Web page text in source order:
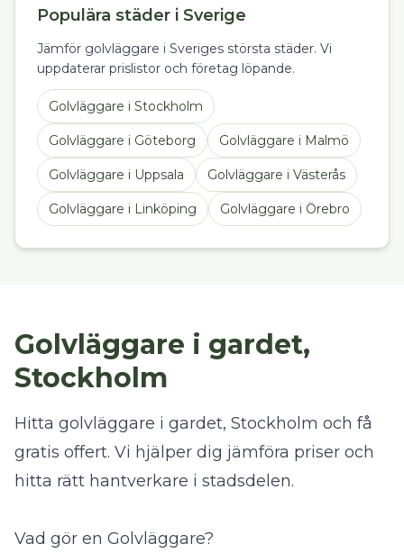
Populära städer i Sverige
Jämför golvläggare i Sveriges största städer. Vi
uppdaterar prislistor och företag löpande.
Golvläggare i Stockholm
Golvläggare i Göteborg Golvläggare i Malmö
Golvläggare i Uppsala Golvläggare i Västerås
Golvläggare i Linköping Golvläggare i Örebro
Golvläggare i gardet,
Stockholm
Hitta golvläggare i gardet, Stockholm och få
gratis offert. Vi hjälper dig jämföra priser och
hitta rätt hantverkare i stadsdelen.
Vad gör en Golvläggare?